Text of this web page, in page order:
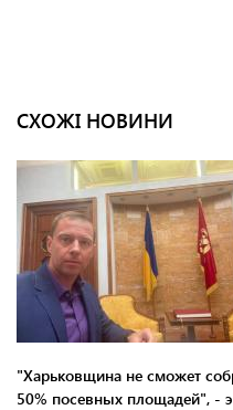
СХОЖІ НОВИНИ
"Харьковщина не сможет
50% посевных площадей", -